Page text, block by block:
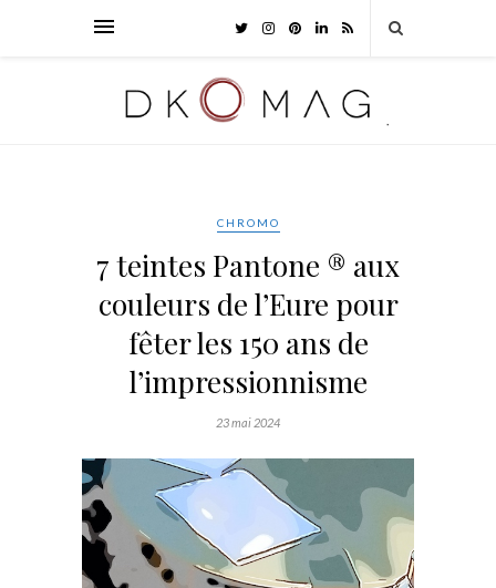
CHROMO
7 teintes Pantone ® aux
couleurs de l’Eure pour
fêter les 150 ans de
l’impressionnisme
23 mai 2024